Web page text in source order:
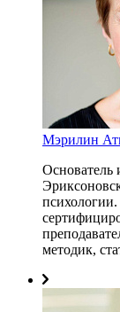
Мэрилин
Основатель
методик,